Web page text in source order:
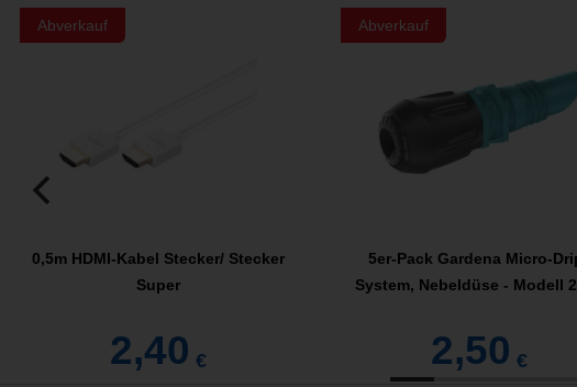
Abverkauf
0,5m HDMI-Kabel Stecker/ Stecker
Super
2,40 €
Abverkauf
5er-Pack Gardena Micro-
System, Nebeldüse - Modell
2,50 €